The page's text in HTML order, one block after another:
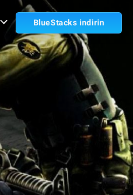
BlueStacks indirin